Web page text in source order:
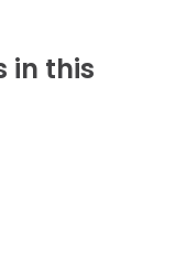
in this